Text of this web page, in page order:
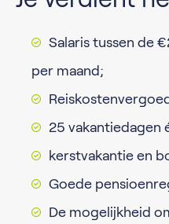
Salaris tussen de
per maand;
25 vakantiedagen
kerstvakantie en
Goede
De mogelijkheid